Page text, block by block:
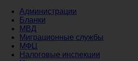
Администрации
Бланки
МВД
Миграционные службы
МФЦ
Налоговые инспекции